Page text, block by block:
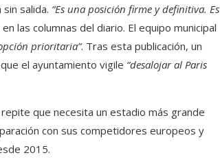
salida. “Es una posición firme y definitiva. Es
las columnas del diario. El equipo municipal
prioritaria”. Tras esta publicación, un
el ayuntamiento vigile “desalojar al Paris
que necesita un estadio más grande
con sus competidores europeos y
2015.